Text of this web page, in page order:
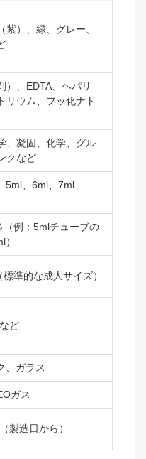
紫）、緑、グレー、
）、EDTA、ヘパリ
リウム、フッ化ナト
、凝固、化学、グル
クなど
、6ml、7ml、
例：5mlチューブの
準的な成人サイズ）
ど
、ガラス
ガス
製造日から）